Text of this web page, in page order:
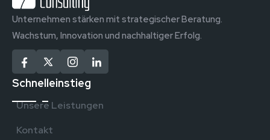
Unternehmen stärken mit strategischer Beratung.
Wachstum, Innovation und nachhaltiger Erfolg.
Schnelleinstieg
Unsere Leistungen
Kontakt